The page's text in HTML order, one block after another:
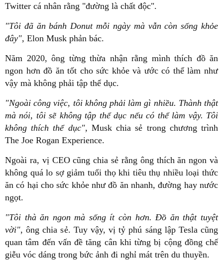
Twitter cá nhân rằng "đường là chất độc".
"Tôi đã ăn bánh Donut mỗi ngày mà vẫn còn sống khỏe
đây", Elon Musk phản bác.
Năm 2020, ông từng thừa nhận rằng mình thích đồ ăn
ngon hơn đồ ăn tốt cho sức khỏe và ước có thể làm như
vậy mà không phải tập thể dục.
"Ngoài công việc, tôi không phải làm gì nhiều. Thành thật
mà nói, tôi sẽ không tập thể dục nếu có thể làm vậy. Tôi
không thích thể dục", Musk chia sẻ trong chương trình
The Joe Rogan Experience.
Ngoài ra, vị CEO cũng chia sẻ rằng ông thích ăn ngon và
không quá lo sợ giảm tuổi thọ khi tiêu thụ nhiều loại thức
ăn có hại cho sức khỏe như đồ ăn nhanh, đường hay nước
ngọt.
"Tôi thà ăn ngon mà sống ít còn hơn. Đồ ăn thật tuyệt
vời", ông chia sẻ. Tuy vậy, vị tỷ phú sáng lập Tesla cũng
quan tâm đến vấn đề tăng cân khi từng bị cộng đồng chế
giễu vóc dáng trong bức ảnh đi nghỉ mát trên du thuyền.